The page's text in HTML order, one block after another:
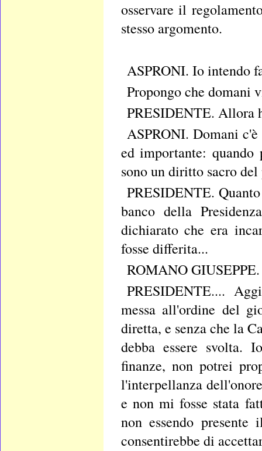
osservare il
stesso argomento.
ASPRONI. Io intendo
Propongo che domani
PRESIDENTE. Allora
ASPRONI. Domani
ed importante:
sono un diritto sacro
PRESIDENTE.
banco della
dichiarato che era
fosse differita...
ROMANO
PRESIDENTE....
messa all'ordine del
diretta, e senza che la
debba essere svolta.
finanze, non potrei
l'interpellanza
e non mi fosse stata
non essendo
consentirebbe di